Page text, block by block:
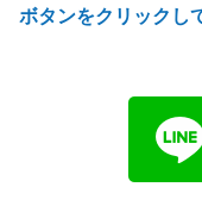
ボタンをクリックし